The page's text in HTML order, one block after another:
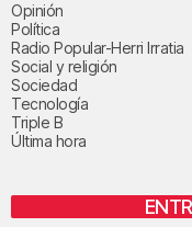
Opinión
Política
Radio Popular-Herri Irratia
Social y religión
Sociedad
Tecnología
Triple B
Última hora